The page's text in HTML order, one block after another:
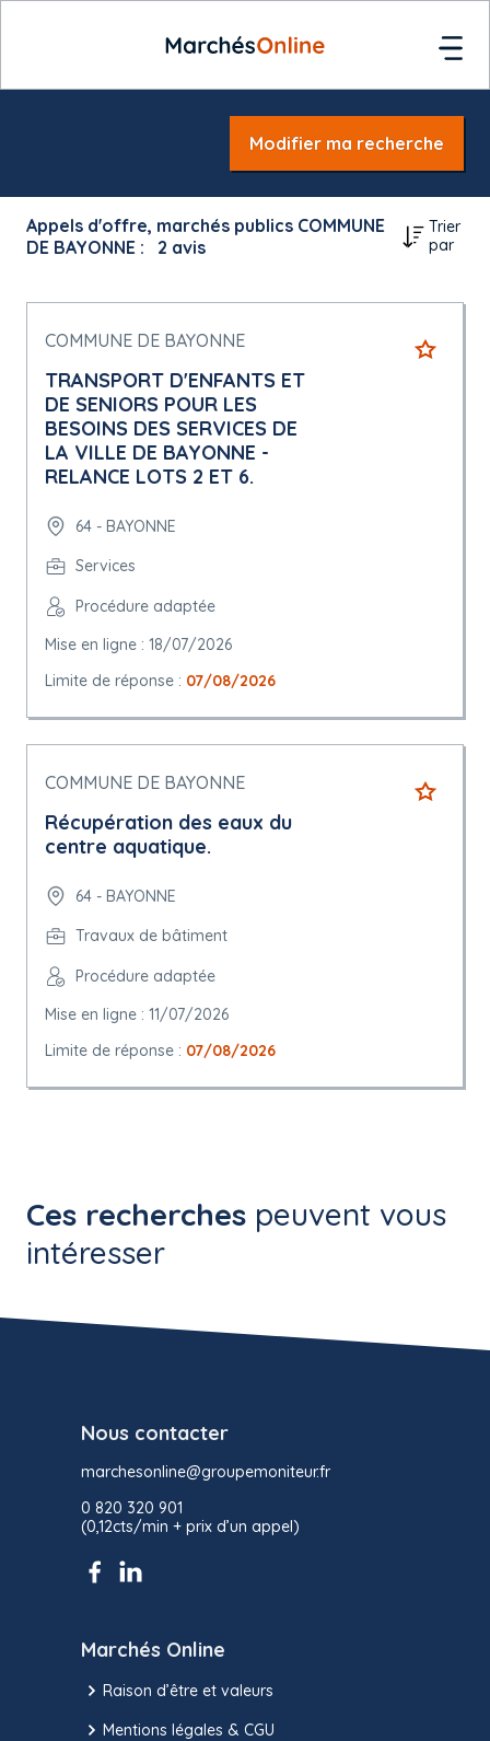
Modifier ma recherche
Appels d'offre, marchés publics COMMUNE
DE BAYONNE :
2 avis
Trier
par
COMMUNE DE BAYONNE
TRANSPORT D'ENFANTS ET
DE SENIORS POUR LES
BESOINS DES SERVICES DE
LA VILLE DE BAYONNE -
RELANCE LOTS 2 ET 6.
64 - BAYONNE
Services
Procédure adaptée
Mise en ligne : 18/07/2026
Limite de réponse : 07/08/2026
COMMUNE DE BAYONNE
Récupération des eaux du
centre aquatique.
64 - BAYONNE
Travaux de bâtiment
Procédure adaptée
Mise en ligne : 11/07/2026
Limite de réponse : 07/08/2026
Ces recherches peuvent vous
intéresser
Nous contacter
marchesonline@groupemoniteur.fr
0 820 320 901
(0,12cts/min + prix d’un appel)
Marchés Online
Raison d’être et valeurs
Mentions légales & CGU